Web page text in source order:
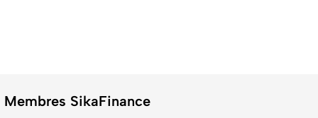
Membres SikaFinance